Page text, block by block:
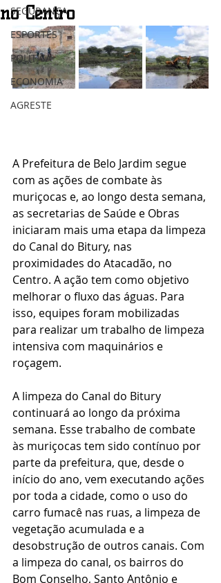
SEGURANÇA
ESPORTES
POLÍTICA
ECONOMIA
AGRESTE
no Centro
A Prefeitura de Belo Jardim segue
com as ações de combate às
muriçocas e, ao longo desta semana,
as secretarias de Saúde e Obras
iniciaram mais uma etapa da limpeza
do Canal do Bitury, nas
proximidades do Atacadão, no
Centro. A ação tem como objetivo
melhorar o fluxo das águas. Para
isso, equipes foram mobilizadas
para realizar um trabalho de limpeza
intensiva com maquinários e
roçagem.
A limpeza do Canal do Bitury
continuará ao longo da próxima
semana. Esse trabalho de combate
às muriçocas tem sido contínuo por
parte da prefeitura, que, desde o
início do ano, vem executando ações
por toda a cidade, como o uso do
carro fumacê nas ruas, a limpeza de
vegetação acumulada e a
desobstrução de outros canais. Com
a limpeza do canal, os bairros do
Bom Conselho, Santo Antônio e